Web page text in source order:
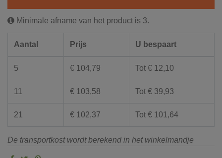
Minimale afname van het product is 3.
Aantal Prijs U bespaart
5 € 104,79 Tot € 12,10
11 € 103,58 Tot € 39,93
21 € 102,37 Tot € 101,64
De transportkost wordt berekend in het winkelmandje